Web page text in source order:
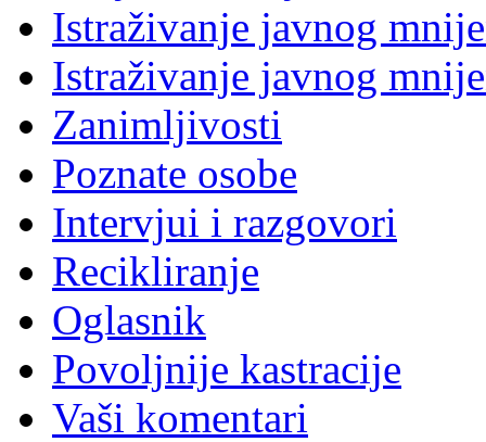
Istraživanje javnog
Istraživanje javnog
Zanimljivosti
Poznate osobe
Intervjui i razgovori
Recikliranje
Oglasnik
Povoljnije kastracije
Vaši komentari